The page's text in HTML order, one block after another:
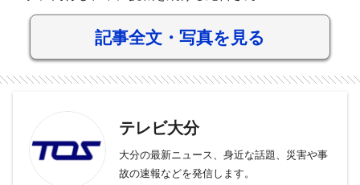
記事全文・写真を見る
テレビ大分
大分の最新ニュース、身近な話題、災害や事
故の速報などを発信します。